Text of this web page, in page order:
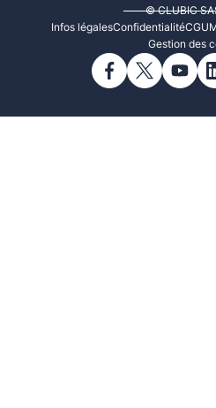
© CLUBIC
Infos légalesConfidentialitéCGU
Gestion des